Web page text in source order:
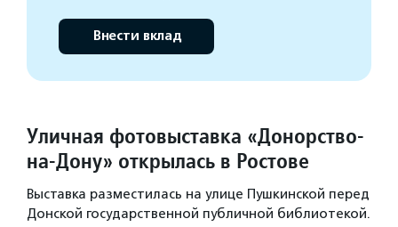
Внести вклад
Уличная фотовыставка «Донорство-
на-Дону» открылась в Ростове
Выставка разместилась на улице Пушкинской перед
Донской государственной публичной библиотекой.